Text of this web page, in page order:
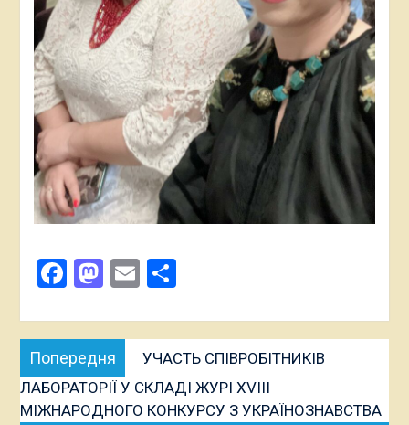
Facebook
Mastodon
EmailПоділитися
Навігація
записів
Попередня
публікація:
УЧАСТЬ СПІВРОБІТНИКІВ
ЛАБОРАТОРІЇ У СКЛАДІ ЖУРІ XVІII
МІЖНАРОДНОГО КОНКУРСУ З УКРАЇНОЗНАВСТВА